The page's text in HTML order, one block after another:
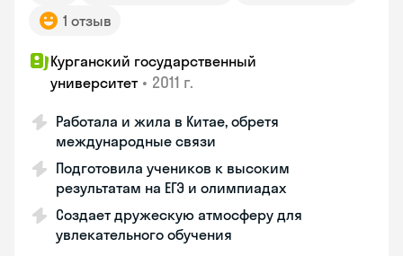
1 отзыв
Курганский государственный
университет • 2011 г.
Работала и жила в Китае, обретя
международные связи
Подготовила учеников к высоким
результатам на ЕГЭ и олимпиадах
Создает дружескую атмосферу для
увлекательного обучения